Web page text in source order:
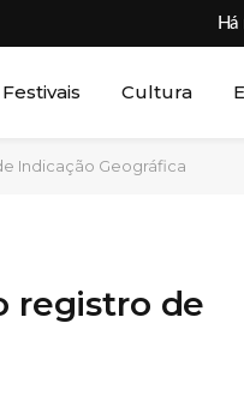
Festivais Cultura
Indicação Geográfica
registro de